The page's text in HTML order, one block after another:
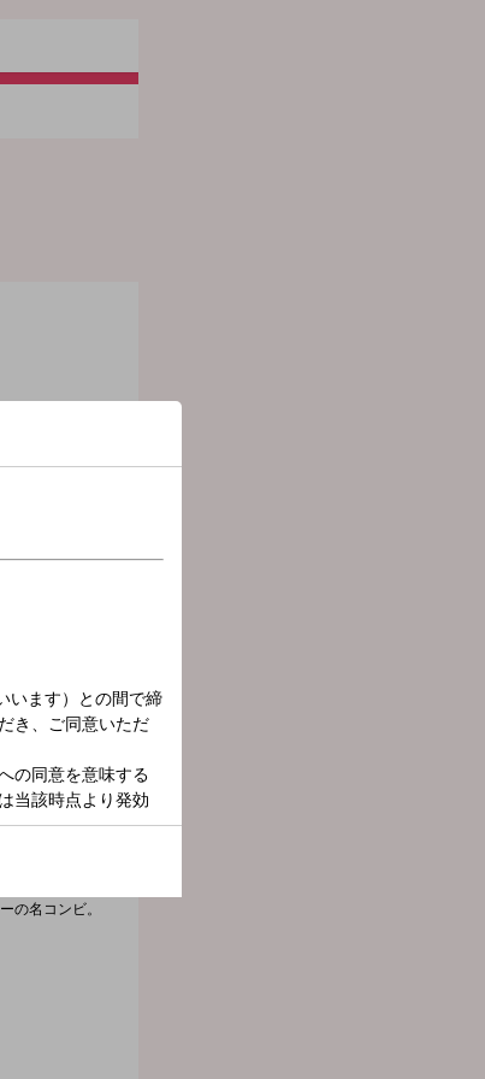
活と密着した
の名コンビ。